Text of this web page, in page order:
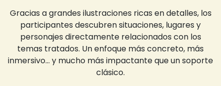
Gracias a grandes ilustraciones ricas en detalles, los
participantes descubren situaciones, lugares y
personajes directamente relacionados con los
temas tratados. Un enfoque más concreto, más
inmersivo... y mucho más impactante que un soporte
clásico.